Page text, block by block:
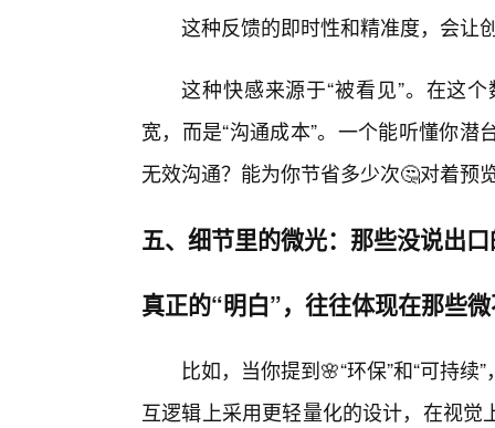
这种反馈的即时性和精准度，会让
这种快感来源于“被看见”。在这
宽，而是“沟通成本”。一个能听懂你
无效沟通？能为你节省多少次🤔对着预
五、细节里的微光：那些没说出
真正的“明白”，往往体现在那些
比如，当你提到🌸“环保”和“可持
互逻辑上采用更轻量化的设计，在视